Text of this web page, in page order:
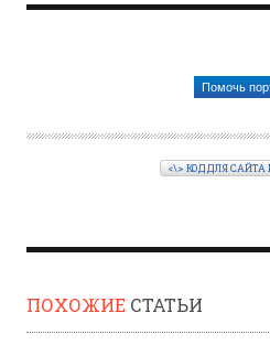
Помочь
<\> КОД ДЛЯ САЙТА
ПОХОЖИЕ СТАТЬИ